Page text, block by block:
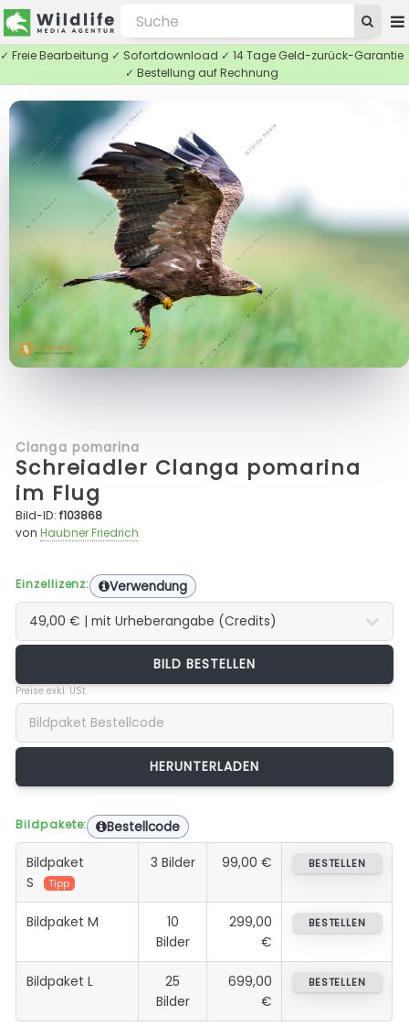
✓ Freie Bearbeitung ✓ Sofortdownload ✓ 14 Tage Geld-zurück-Garantie
✓ Bestellung auf Rechnung
Clanga pomarina
Schreiadler Clanga pomarina
im Flug
Bild-ID:f103868
vonHaubner Friedrich
Einzellizenz: Verwendung
BILD BESTELLEN
Preise exkl. USt.
Bildpakete: Bestellcode
Bildpaket
S
Tipp
3 Bilder 99,00 € BESTELLEN
Bildpaket M
10
Bilder
299,00
€
BESTELLEN
Bildpaket L
25
Bilder
699,00
€
BESTELLEN